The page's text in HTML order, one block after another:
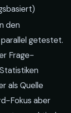
den
getestet.
Frage-
als Quelle
Fokus aber